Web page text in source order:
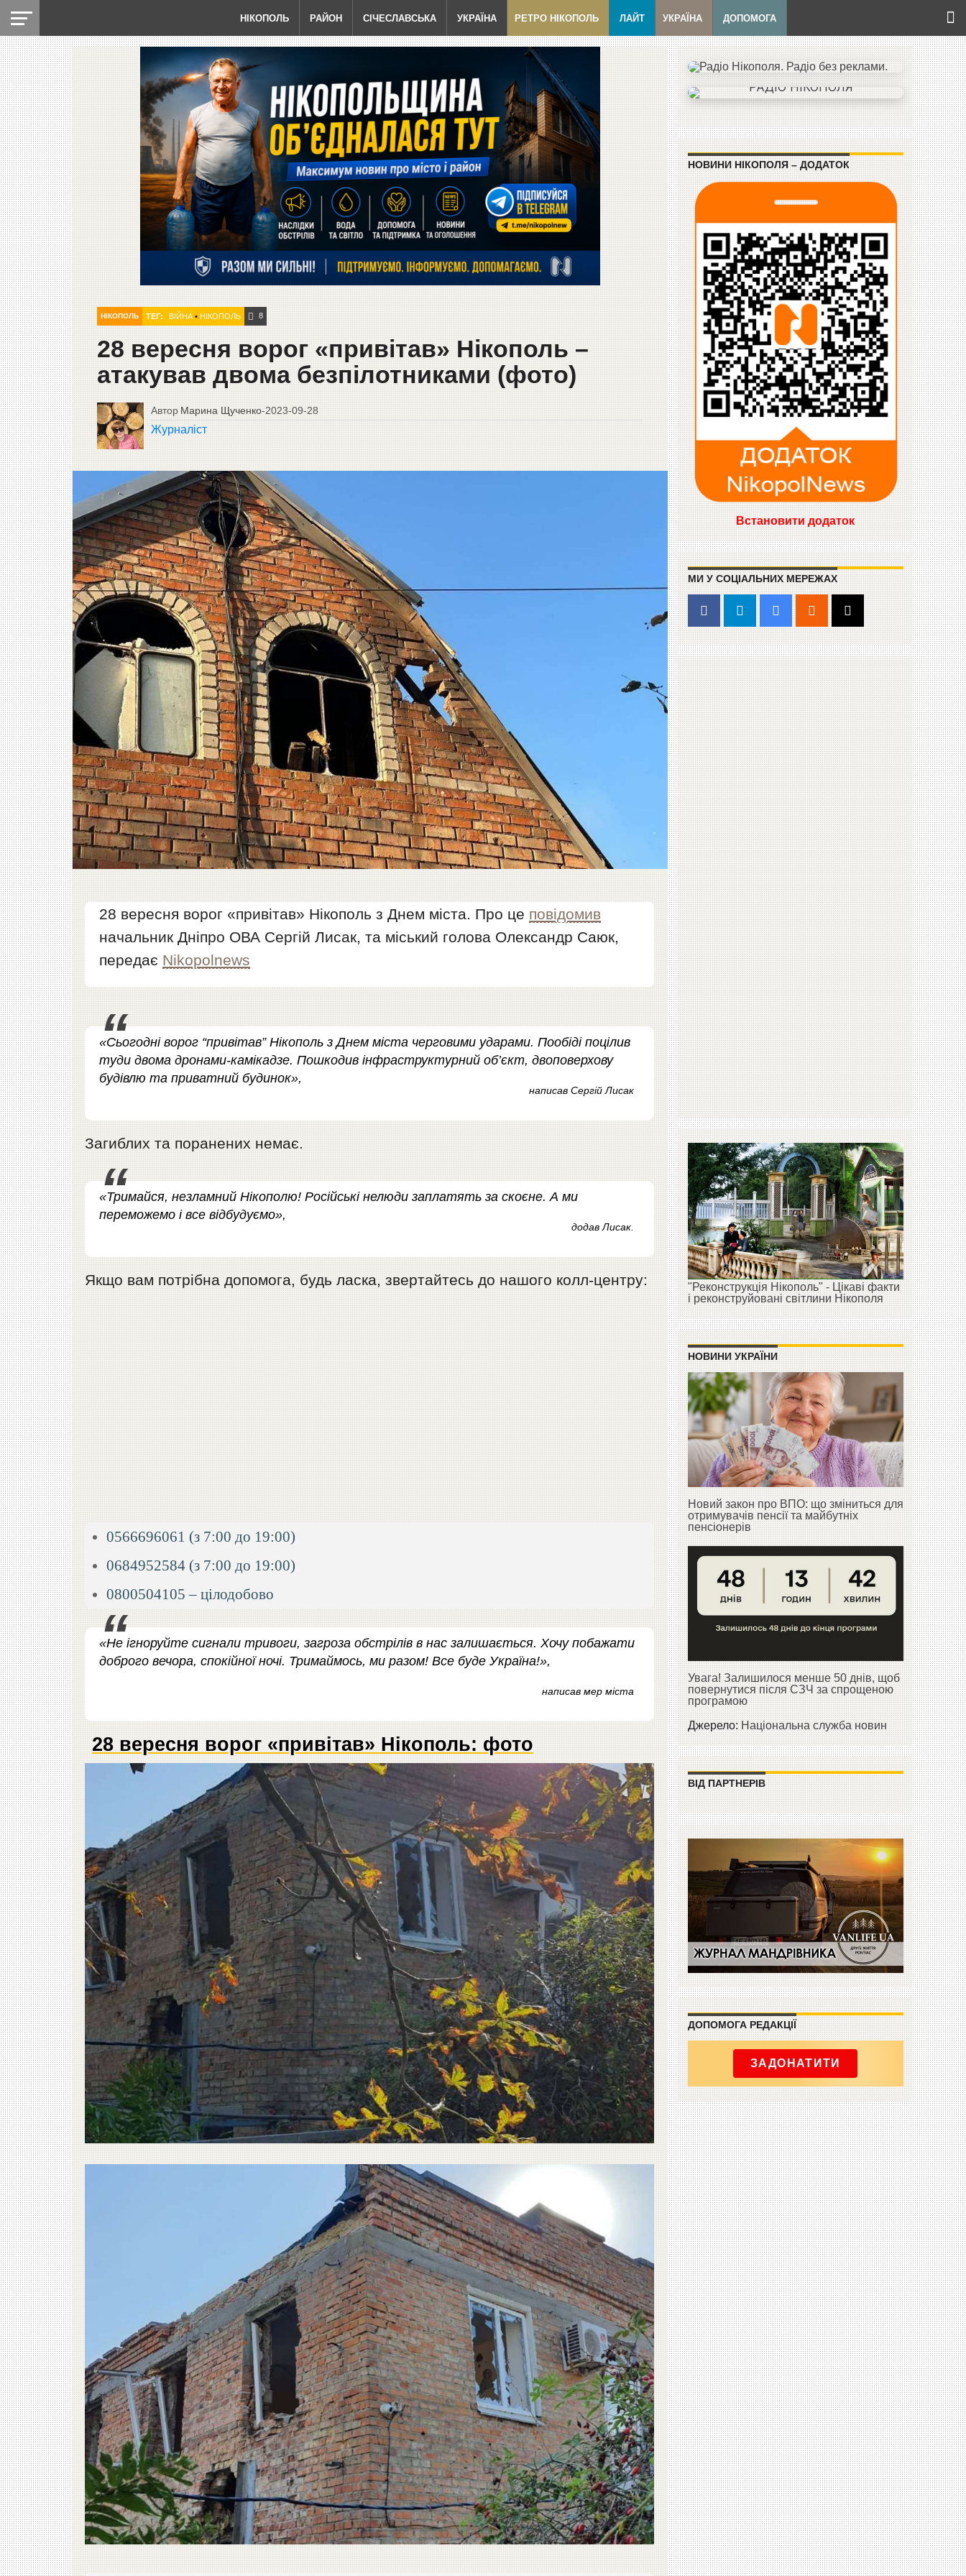
НІКОПОЛЬ РАЙОН СІЧЕСЛАВСЬКА УКРАЇНА РЕТРО НІКОПОЛЬ ЛАЙТ УКРАЇНА ДОПОМОГА
НІКОПОЛЬ ТЕГ: ВІЙНА• НІКОПОЛЬ 8
28 вересня ворог «привітав» Нікополь –
атакував двома безпілотниками (фото)
Автор Марина Щученко-2023-09-28
Журналіст
28 вересня ворог «привітав» Нікополь з Днем міста. Про це повідомив
начальник Дніпро ОВА Сергій Лисак, та міський голова Олександр Саюк,
передає Nikopolnews
«Сьогодні ворог “привітав” Нікополь з Днем міста черговими ударами. Пообіді поцілив
туди двома дронами-камікадзе. Пошкодив інфраструктурний об’єкт, двоповерхову
будівлю та приватний будинок»,
написав Сергій Лисак
Загиблих та поранених немає.
«Тримайся, незламний Нікополю! Російські нелюди заплатять за скоєне. А ми
переможемо і все відбудуємо»,
додав Лисак.
Якщо вам потрібна допомога, будь ласка, звертайтесь до нашого колл-центру:
0566696061 (з 7:00 до 19:00)
0684952584 (з 7:00 до 19:00)
0800504105 – цілодобово
«Не ігноруйте сигнали тривоги, загроза обстрілів в нас залишається. Хочу побажати
доброго вечора, спокійної ночі. Тримаймось, ми разом! Все буде Україна!»,
написав мер міста
28 вересня ворог «привітав» Нікополь: фото
НОВИНИ НІКОПОЛЯ – ДОДАТОК
Встановити додаток
МИ У СОЦІАЛЬНИХ МЕРЕЖАХ
"Реконструкція Нікополь" - Цікаві факти
і реконструйовані світлини Нікополя
НОВИНИ УКРАЇНИ
Новий закон про ВПО: що зміниться для
отримувачів пенсії та майбутніх
пенсіонерів
Увага! Залишилося менше 50 днів, щоб
повернутися після СЗЧ за спрощеною
програмою
Джерело:Національна служба новин
ВІД ПАРТНЕРІВ
ДОПОМОГА РЕДАКЦІЇ
ЗАДОНАТИТИ